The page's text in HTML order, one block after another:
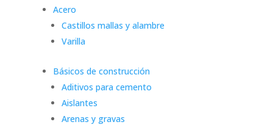
Acero
Castillos mallas y alambre
Varilla
Básicos de construcción
Aditivos para cemento
Aislantes
Arenas y gravas